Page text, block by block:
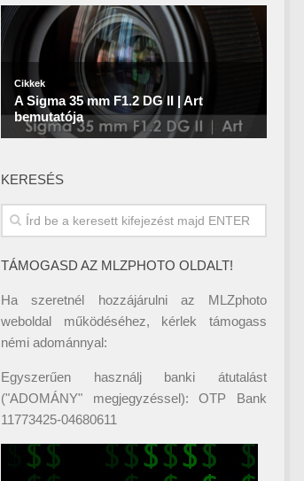
KERESÉS
TÁMOGASD AZ MLZPHOTO OLDALT!
Ha szeretnél hozzájárulni az MLZphoto
weboldal működéséhez, kérlek támogass
némi adománnyal:
Egyszerűen használj banki átutalást
("ADOMÁNY" megjegyzéssel): OTP Bank
11773425-04680611